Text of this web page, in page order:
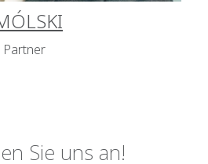
Partner
Sie uns an!